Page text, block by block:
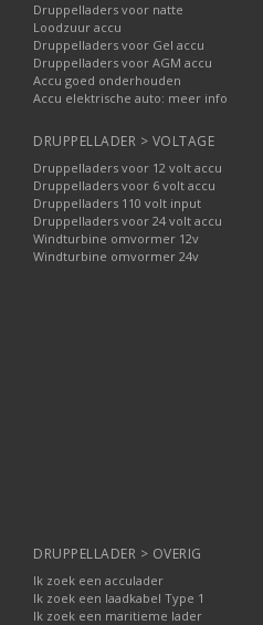
Druppelladers voor natte
Loodzuur accu
Druppelladers voor Gel accu
Druppelladers voor AGM accu
Accu goed onderhouden
Accu elektrische auto: meer info
DRUPPELLADER > VOLTAGE
Druppelladers voor 12 volt accu
Druppelladers voor 6 volt accu
Druppelladers 110 volt input
Druppelladers voor 24 volt accu
Windturbine omvormer 12v
Windturbine omvormer 24v
DRUPPELLADER > OVERIG
Ik zoek een acculader
Ik zoek een laadkabel Type 1
Ik zoek een maritieme lader